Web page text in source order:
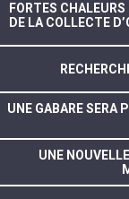
FORTES
DE LA COLLECTE
UNE GABARE SERA
UNE